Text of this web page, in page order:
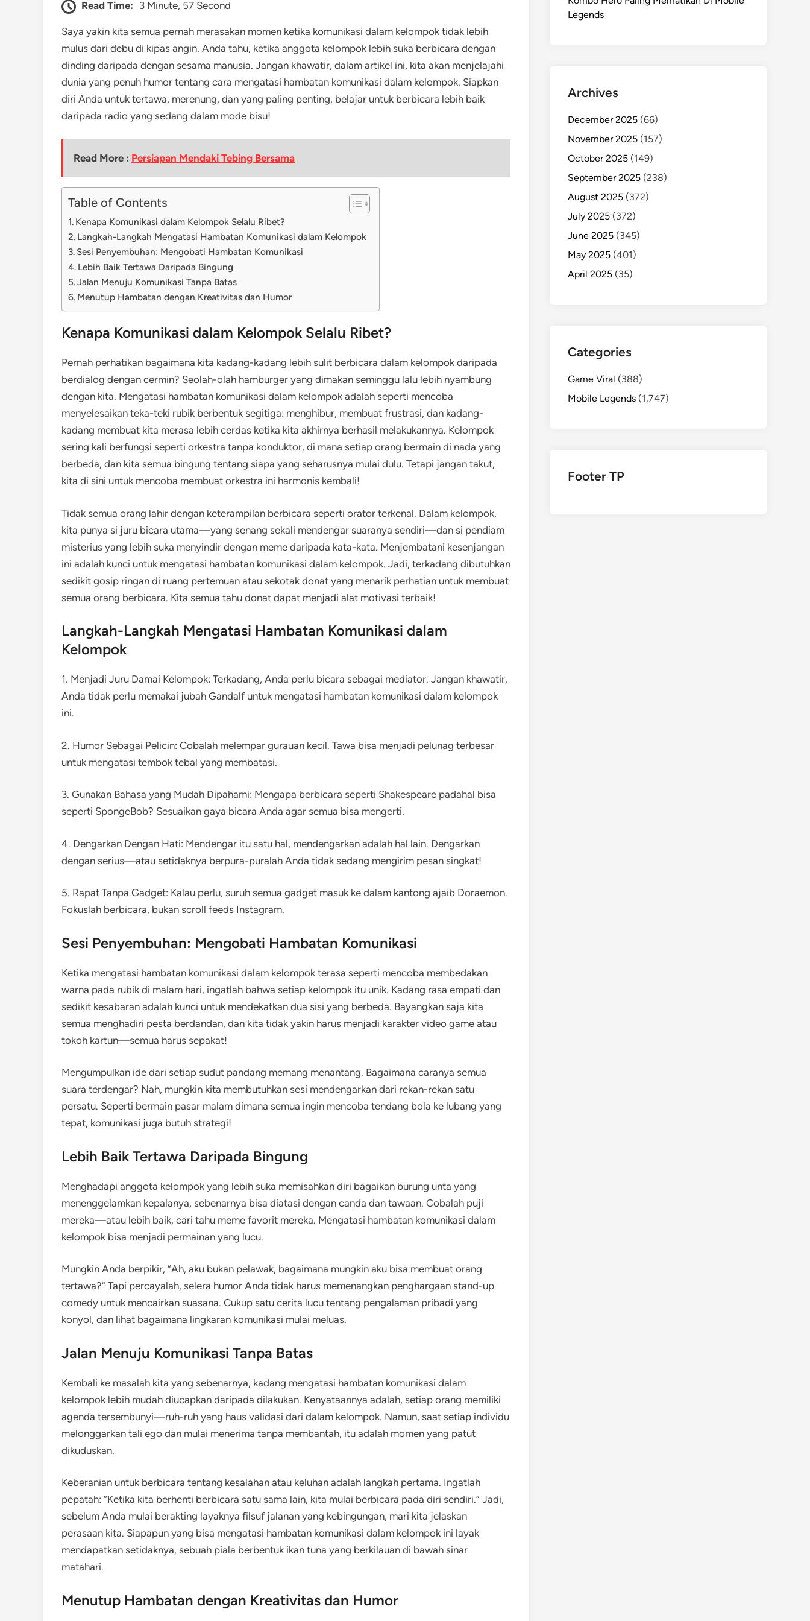
Read Time: 3 Minute, 57 Second
Saya yakin kita semua pernah merasakan momen ketika komunikasi dalam kelompok tidak lebih
mulus dari debu di kipas angin. Anda tahu, ketika anggota kelompok lebih suka berbicara dengan
dinding daripada dengan sesama manusia. Jangan khawatir, dalam artikel ini, kita akan menjelajahi
dunia yang penuh humor tentang cara mengatasi hambatan komunikasi dalam kelompok. Siapkan
diri Anda untuk tertawa, merenung, dan yang paling penting, belajar untuk berbicara lebih baik
daripada radio yang sedang dalam mode bisu!
Read More : Persiapan Mendaki Tebing Bersama
Table of Contents
Kenapa Komunikasi dalam Kelompok Selalu Ribet?
Langkah-Langkah Mengatasi Hambatan Komunikasi dalam Kelompok
Sesi Penyembuhan: Mengobati Hambatan Komunikasi
Lebih Baik Tertawa Daripada Bingung
Jalan Menuju Komunikasi Tanpa Batas
Menutup Hambatan dengan Kreativitas dan Humor
Kenapa Komunikasi dalam Kelompok Selalu Ribet?
Pernah perhatikan bagaimana kita kadang-kadang lebih sulit berbicara dalam kelompok daripada
berdialog dengan cermin? Seolah-olah hamburger yang dimakan seminggu lalu lebih nyambung
dengan kita. Mengatasi hambatan komunikasi dalam kelompok adalah seperti mencoba
menyelesaikan teka-teki rubik berbentuk segitiga: menghibur, membuat frustrasi, dan kadang-
kadang membuat kita merasa lebih cerdas ketika kita akhirnya berhasil melakukannya. Kelompok
sering kali berfungsi seperti orkestra tanpa konduktor, di mana setiap orang bermain di nada yang
berbeda, dan kita semua bingung tentang siapa yang seharusnya mulai dulu. Tetapi jangan takut,
kita di sini untuk mencoba membuat orkestra ini harmonis kembali!
Tidak semua orang lahir dengan keterampilan berbicara seperti orator terkenal. Dalam kelompok,
kita punya si juru bicara utama—yang senang sekali mendengar suaranya sendiri—dan si pendiam
misterius yang lebih suka menyindir dengan meme daripada kata-kata. Menjembatani kesenjangan
ini adalah kunci untuk mengatasi hambatan komunikasi dalam kelompok. Jadi, terkadang dibutuhkan
sedikit gosip ringan di ruang pertemuan atau sekotak donat yang menarik perhatian untuk membuat
semua orang berbicara. Kita semua tahu donat dapat menjadi alat motivasi terbaik!
Langkah-Langkah Mengatasi Hambatan Komunikasi dalam
Kelompok
1. Menjadi Juru Damai Kelompok: Terkadang, Anda perlu bicara sebagai mediator. Jangan khawatir,
Anda tidak perlu memakai jubah Gandalf untuk mengatasi hambatan komunikasi dalam kelompok
ini.
2. Humor Sebagai Pelicin: Cobalah melempar gurauan kecil. Tawa bisa menjadi pelunag terbesar
untuk mengatasi tembok tebal yang membatasi.
3. Gunakan Bahasa yang Mudah Dipahami: Mengapa berbicara seperti Shakespeare padahal bisa
seperti SpongeBob? Sesuaikan gaya bicara Anda agar semua bisa mengerti.
4. Dengarkan Dengan Hati: Mendengar itu satu hal, mendengarkan adalah hal lain. Dengarkan
dengan serius—atau setidaknya berpura-puralah Anda tidak sedang mengirim pesan singkat!
5. Rapat Tanpa Gadget: Kalau perlu, suruh semua gadget masuk ke dalam kantong ajaib Doraemon.
Fokuslah berbicara, bukan scroll feeds Instagram.
Sesi Penyembuhan: Mengobati Hambatan Komunikasi
Ketika mengatasi hambatan komunikasi dalam kelompok terasa seperti mencoba membedakan
warna pada rubik di malam hari, ingatlah bahwa setiap kelompok itu unik. Kadang rasa empati dan
sedikit kesabaran adalah kunci untuk mendekatkan dua sisi yang berbeda. Bayangkan saja kita
semua menghadiri pesta berdandan, dan kita tidak yakin harus menjadi karakter video game atau
tokoh kartun—semua harus sepakat!
Mengumpulkan ide dari setiap sudut pandang memang menantang. Bagaimana caranya semua
suara terdengar? Nah, mungkin kita membutuhkan sesi mendengarkan dari rekan-rekan satu
persatu. Seperti bermain pasar malam dimana semua ingin mencoba tendang bola ke lubang yang
tepat, komunikasi juga butuh strategi!
Lebih Baik Tertawa Daripada Bingung
Menghadapi anggota kelompok yang lebih suka memisahkan diri bagaikan burung unta yang
menenggelamkan kepalanya, sebenarnya bisa diatasi dengan canda dan tawaan. Cobalah puji
mereka—atau lebih baik, cari tahu meme favorit mereka. Mengatasi hambatan komunikasi dalam
kelompok bisa menjadi permainan yang lucu.
Mungkin Anda berpikir, “Ah, aku bukan pelawak, bagaimana mungkin aku bisa membuat orang
tertawa?” Tapi percayalah, selera humor Anda tidak harus memenangkan penghargaan stand-up
comedy untuk mencairkan suasana. Cukup satu cerita lucu tentang pengalaman pribadi yang
konyol, dan lihat bagaimana lingkaran komunikasi mulai meluas.
Jalan Menuju Komunikasi Tanpa Batas
Kembali ke masalah kita yang sebenarnya, kadang mengatasi hambatan komunikasi dalam
kelompok lebih mudah diucapkan daripada dilakukan. Kenyataannya adalah, setiap orang memiliki
agenda tersembunyi—ruh-ruh yang haus validasi dari dalam kelompok. Namun, saat setiap individu
melonggarkan tali ego dan mulai menerima tanpa membantah, itu adalah momen yang patut
dikuduskan.
Keberanian untuk berbicara tentang kesalahan atau keluhan adalah langkah pertama. Ingatlah
pepatah: “Ketika kita berhenti berbicara satu sama lain, kita mulai berbicara pada diri sendiri.” Jadi,
sebelum Anda mulai berakting layaknya filsuf jalanan yang kebingungan, mari kita jelaskan
perasaan kita. Siapapun yang bisa mengatasi hambatan komunikasi dalam kelompok ini layak
mendapatkan setidaknya, sebuah piala berbentuk ikan tuna yang berkilauan di bawah sinar
matahari.
Menutup Hambatan dengan Kreativitas dan Humor
Legends
Archives
December 2025 (66)
November 2025 (157)
October 2025 (149)
September 2025 (238)
August 2025 (372)
July 2025 (372)
June 2025 (345)
May 2025 (401)
April 2025 (35)
Categories
Game Viral (388)
Mobile Legends (1,747)
Footer TP